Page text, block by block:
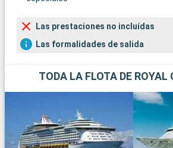
Las prestaciones no incluídas
Las formalidades de salida
TODA LA FLOTA DE ROYAL